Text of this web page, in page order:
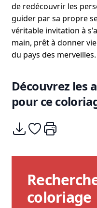
de redécouvrir les
guider par sa propre
véritable invitation à
main, prêt à donner
du pays des merveilles.
Découvrez les
pour ce
Télécharger
Ajouter à mes
Imprimer
coloriage